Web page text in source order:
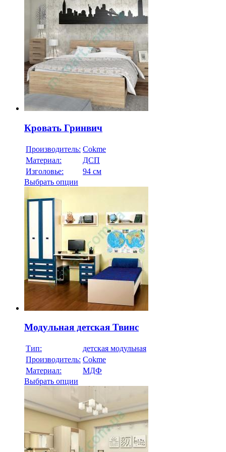
Кровать Гринвич
Производитель: Cokme
Материал:
ДСП
Изголовье:
94 см
Выбрать опции
Модульная детская Твинс
Тип:
детская модульная
Производитель: Cokme
Материал:
МДФ
Выбрать опции